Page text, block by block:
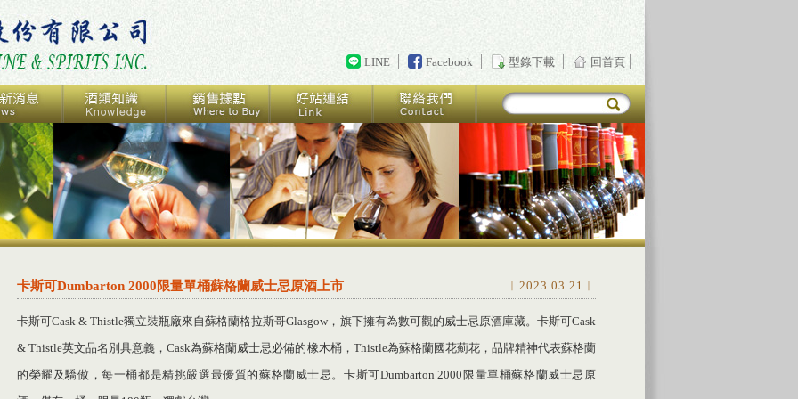
LINE Facebook 型錄下載 回首頁
卡斯可Dumbarton 2000限量單桶蘇格蘭威士忌原酒上市 ︱2023.03.21︱
卡斯可Cask & Thistle獨立裝瓶廠來自蘇格蘭格拉斯哥Glasgow，旗下擁有為數可觀的威士忌原酒庫藏。卡斯可Cask
& Thistle英文品名別具意義，Cask為蘇格蘭威士忌必備的橡木桶，Thistle為蘇格蘭國花薊花，品牌精神代表蘇格蘭
的榮耀及驕傲，每一桶都是精挑嚴選最優質的蘇格蘭威士忌。卡斯可Dumbarton 2000限量單桶蘇格蘭威士忌原